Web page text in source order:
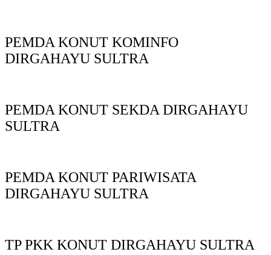
PEMDA KONUT KOMINFO
DIRGAHAYU SULTRA
PEMDA KONUT SEKDA DIRGAHAYU
SULTRA
PEMDA KONUT PARIWISATA
DIRGAHAYU SULTRA
TP PKK KONUT DIRGAHAYU SULTRA